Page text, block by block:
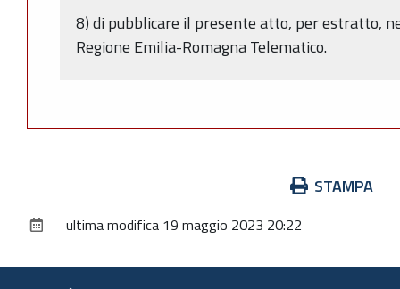
8) di pubblicare il presente atto, per estratto,
Regione Emilia-Romagna Telematico.
documento
STAMPA
ultima modifica 19 maggio 2023 20:22